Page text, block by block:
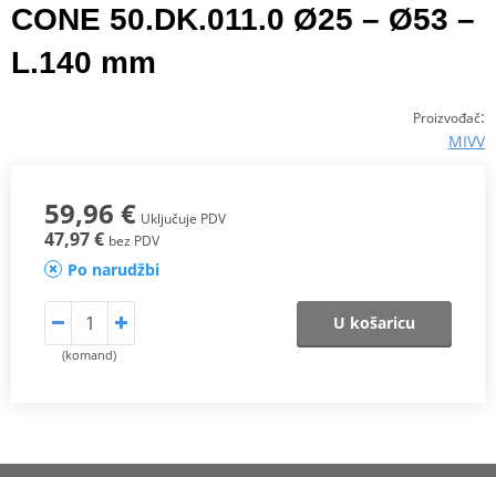
CONE 50.DK.011.0 Ø25 – Ø53 –
L.140 mm
Proizvođač:
MIVV
59,96 € Uključuje PDV
47,97 € bez PDV
Po narudžbi
(komand)
U košaricu